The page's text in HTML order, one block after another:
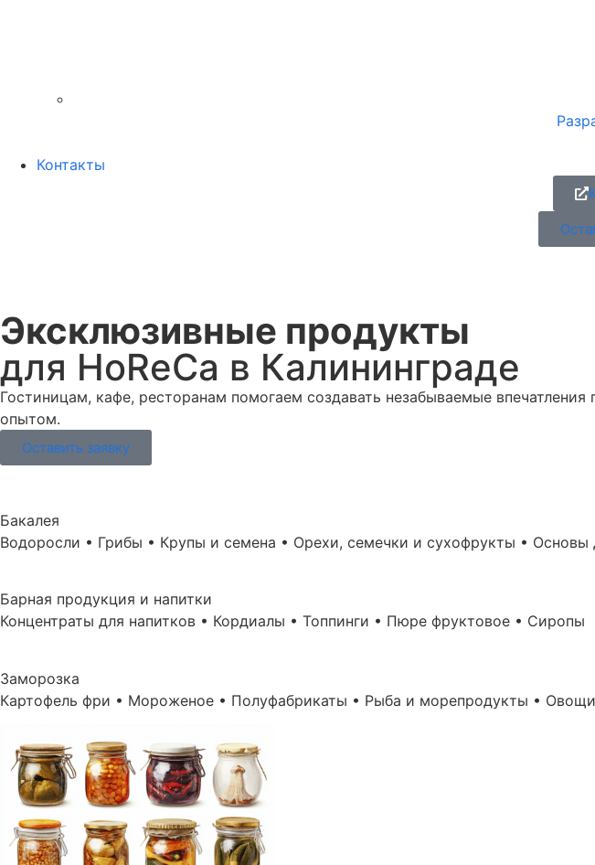
Контакты
Эксклюзивные продукты
для HoReCa в Калининграде
Гостиницам, кафе, ресторанам помогаем создавать незабываемые
опытом.
Оставить заявку
Бакалея
Водоросли • Грибы • Крупы и семена • Орехи, семечки и сухофрукты • Основы
Барная продукция и напитки
Концентраты для напитков • Кордиалы • Топпинги • Пюре фруктовое • Сиропы
Заморозка
Картофель фри • Мороженое • Полуфабрикаты • Рыба и морепродукты •